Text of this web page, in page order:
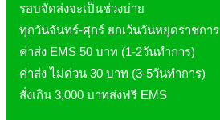
Hi-balanz
La Roche-Posay
Vichy
Smooth-E
รอบจัดส่งจะเป็นช่วงบ่าย
ทุกวันจันทร์-ศุกร์ ยกเว้นวันหยุดราชการ
ค่าส่ง EMS 50 บาท (1-2วันทำการ)
ค่าส่ง ไม่ด่วน 30 บาท (3-5วันทำการ)
สั่งเกิน 3,000 บาทส่งฟรี EMS